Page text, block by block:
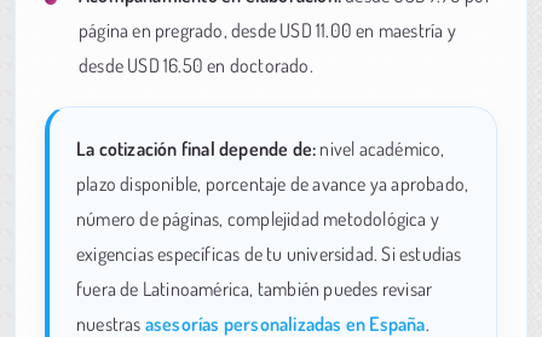
página en pregrado, desde USD 11.00 en maestría y
desde USD 16.50 en doctorado.
La cotización final depende de: nivel académico,
plazo disponible, porcentaje de avance ya aprobado,
número de páginas, complejidad metodológica y
exigencias específicas de tu universidad. Si estudias
fuera de Latinoamérica, también puedes revisar
nuestras asesorías personalizadas en España.